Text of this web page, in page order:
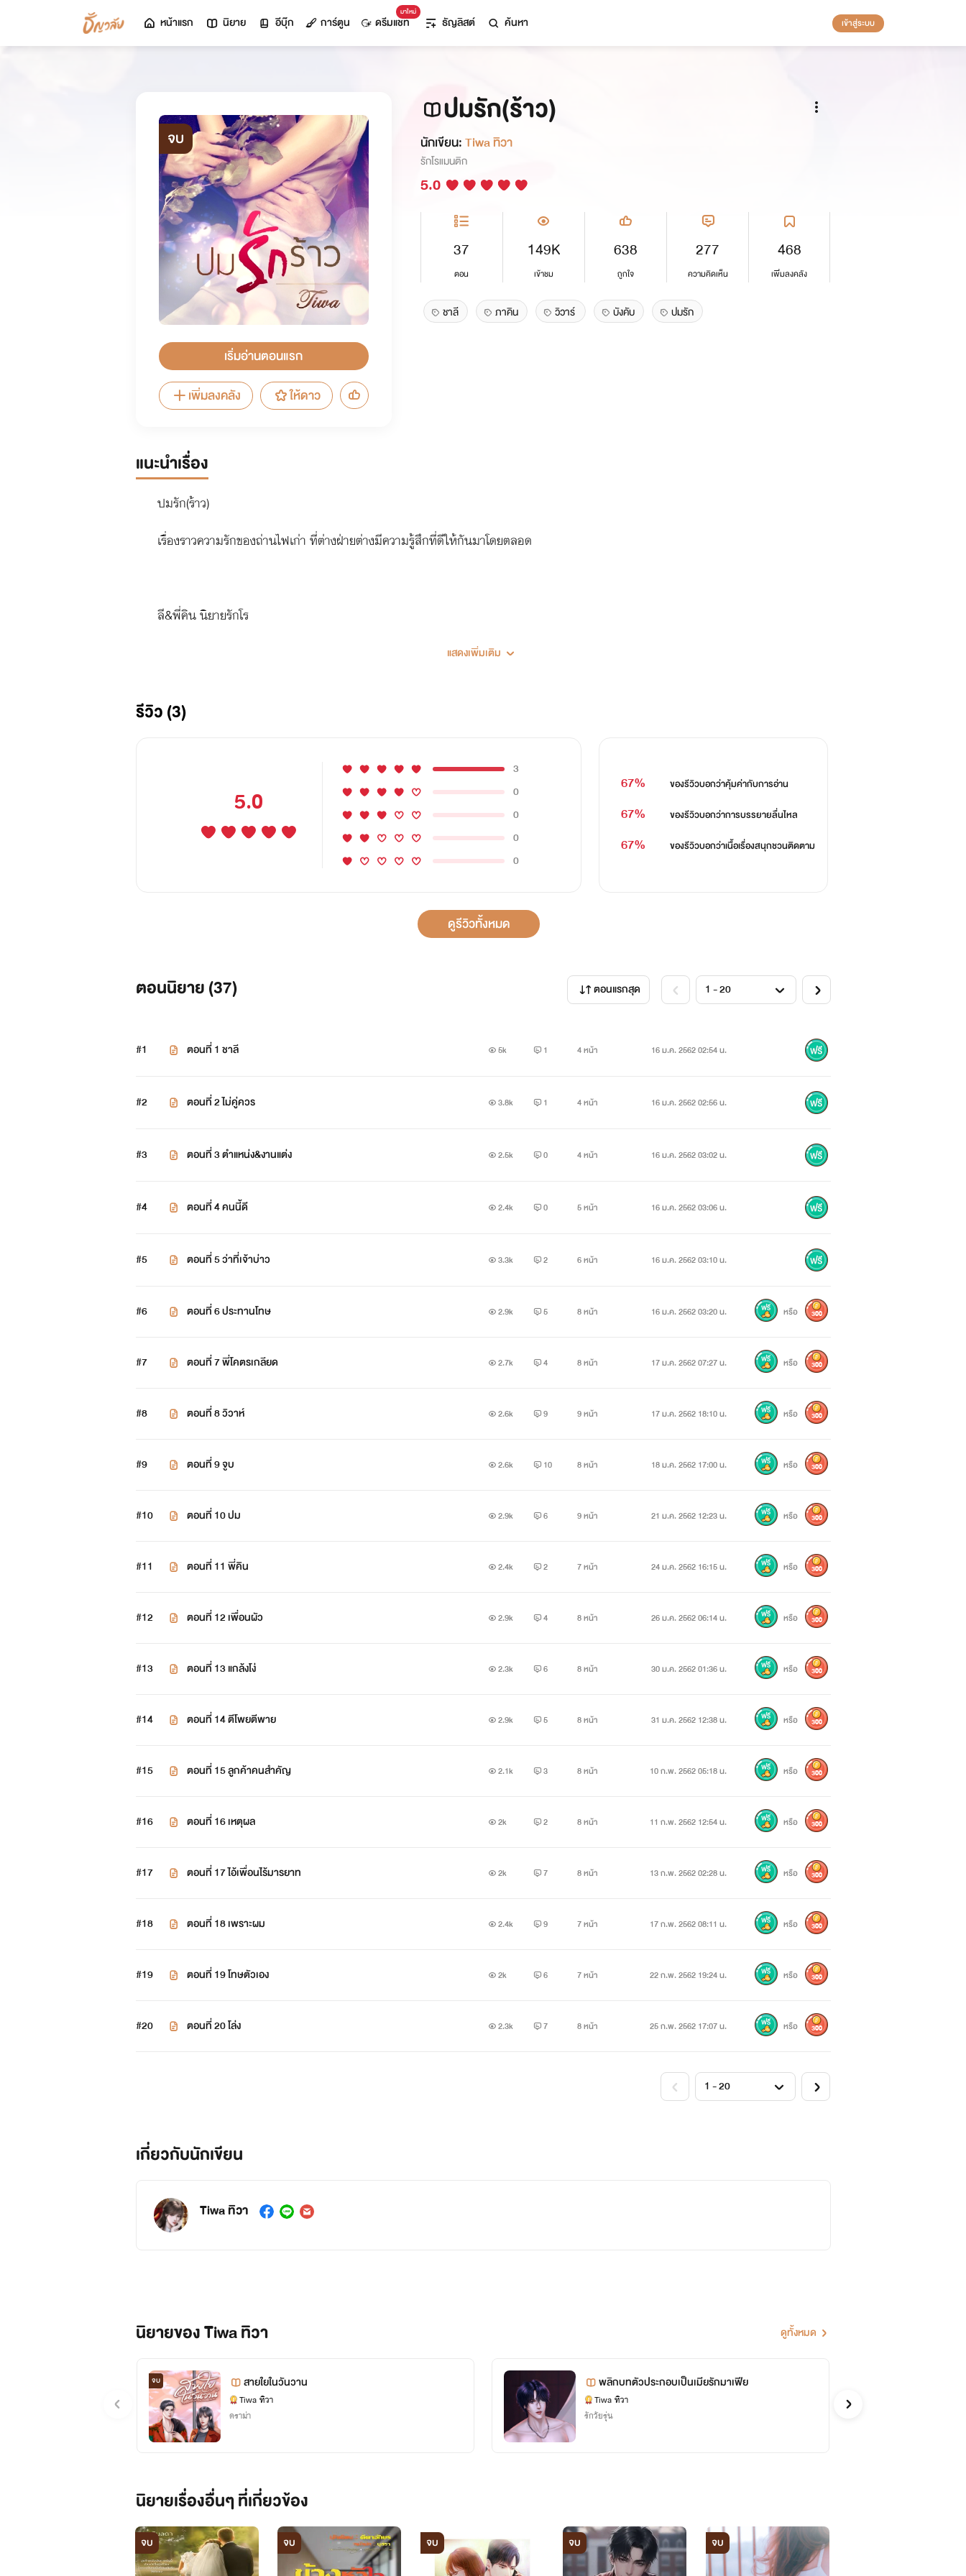
หน้าแรก นิยาย อีบุ๊ก การ์ตูน
มาใหม่
ดรีมแชท ธัญลิสต์ ค้นหา เข้าสู่ระบบ
จบ
เริ่มอ่านตอนแรก
เพิ่มลงคลัง
ให้ดาว
ปมรัก(ร้าว)
นักเขียน:Tiwa ทิวา
รักโรแมนติก
5.0
37
ตอน
149K
เข้าชม
638
ถูกใจ
277
ความคิดเห็น
468
เพิ่มลงคลัง
ชาลี ภาคิน วิวาร์ บังคับ ปมรัก
แนะนำเรื่อง
ปมรัก(ร้าว)
เรื่องราวความรักของถ่านไฟเก่า ที่ต่างฝ่ายต่างมีความรู้สึกที่ดีให้กันมาโดยตลอด
ลี&พี่คิน นิยายรักโร
แมนติค ดราม่านิดๆ ขอฝากไว้ในอ้อมใจใครหลายๆคนด้วยนะคะ
"ชาลี"
สาวสวยมั่นสถานะโสด แต่ไม่คิดโปรโมทให้ใครมาจีบ
ปมในใจถูกสร้างขึ้นมาเป็นกำแพงตั้งแต่วันที่...โดนทิ้ง
เพราะคำว่า...ไม่คู่ควร
เธอจึงต้องมาแต่งงานกับรักครั้งแรกที่ทิ้งเธอไปอย่างไม่ใยดี
ไม่อนุญาตให้คัดลอกหรือดัดแปลงเนื้อหาไม่ว่าจะกรณีใดใด
แสดงเพิ่มเติม
รีวิว (3)
5.0
3
0
0
0
0
67% ของรีวิวบอกว่าคุ้มค่ากับการอ่าน
67% ของรีวิวบอกว่าการบรรยายลื่นไหล
67% ของรีวิวบอกว่าเนื้อเรื่องสนุกชวนติดตาม
ดูรีวิวทั้งหมด
ตอนนิยาย (37) ตอนแรกสุด
#1 ตอนที่ 1 ชาลี 5k 1 4 หน้า 16 ม.ค. 2562 02:54 น.
#2 ตอนที่ 2 ไม่คู่ควร 3.8k 1 4 หน้า 16 ม.ค. 2562 02:56 น.
#3 ตอนที่ 3 ตำแหน่ง&งานแต่ง 2.5k 0 4 หน้า 16 ม.ค. 2562 03:02 น.
#4 ตอนที่ 4 คนนี้ดี 2.4k 0 5 หน้า 16 ม.ค. 2562 03:06 น.
#5 ตอนที่ 5 ว่าที่เจ้าบ่าว 3.3k 2 6 หน้า 16 ม.ค. 2562 03:10 น.
#6 ตอนที่ 6 ประทานโทษ 2.9k 5 8 หน้า 16 ม.ค. 2562 03:20 น. หรือ 300
#7 ตอนที่ 7 พี่โคตรเกลียด 2.7k 4 8 หน้า 17 ม.ค. 2562 07:27 น. หรือ 300
#8 ตอนที่ 8 วิวาห์ 2.6k 9 9 หน้า 17 ม.ค. 2562 18:10 น. หรือ 300
#9 ตอนที่ 9 จูบ 2.6k 10 8 หน้า 18 ม.ค. 2562 17:00 น. หรือ 300
#10 ตอนที่ 10 ปม 2.9k 6 9 หน้า 21 ม.ค. 2562 12:23 น. หรือ 300
#11 ตอนที่ 11 พี่คิน 2.4k 2 7 หน้า 24 ม.ค. 2562 16:15 น. หรือ 300
#12 ตอนที่ 12 เพื่อนผัว 2.9k 4 8 หน้า 26 ม.ค. 2562 06:14 น. หรือ 300
#13 ตอนที่ 13 แกล้งโง่ 2.3k 6 8 หน้า 30 ม.ค. 2562 01:36 น. หรือ 300
#14 ตอนที่ 14 ตีโพยตีพาย 2.9k 5 8 หน้า 31 ม.ค. 2562 12:38 น. หรือ 300
#15 ตอนที่ 15 ลูกค้าคนสำคัญ 2.1k 3 8 หน้า 10 ก.พ. 2562 05:18 น. หรือ 300
#16 ตอนที่ 16 เหตุผล 2k 2 8 หน้า 11 ก.พ. 2562 12:54 น. หรือ 300
#17 ตอนที่ 17 ไอ้เพื่อนไร้มารยาท 2k 7 8 หน้า 13 ก.พ. 2562 02:28 น. หรือ 300
#18 ตอนที่ 18 เพราะผม 2.4k 9 7 หน้า 17 ก.พ. 2562 08:11 น. หรือ 300
#19 ตอนที่ 19 โทษตัวเอง 2k 6 7 หน้า 22 ก.พ. 2562 19:24 น. หรือ 300
#20 ตอนที่ 20 โล่ง 2.3k 7 8 หน้า 25 ก.พ. 2562 17:07 น. หรือ 300
เกี่ยวกับนักเขียน
Tiwa ทิวา
นิยายของ Tiwa ทิวา ดูทั้งหมด
จบ สายใยในวันวาน
Tiwa ทิวา
ดราม่า
พลิกบทตัวประกอบเป็นเมียรักมาเฟีย
Tiwa ทิวา
รักวัยรุ่น
นิยายเรื่องอื่นๆ ที่เกี่ยวข้อง
จบ จบ จบ จบ จบ